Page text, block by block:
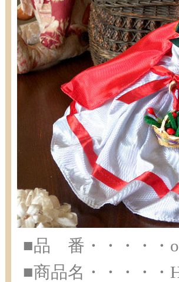
■品 番・・・・・
■商品名・・・・・